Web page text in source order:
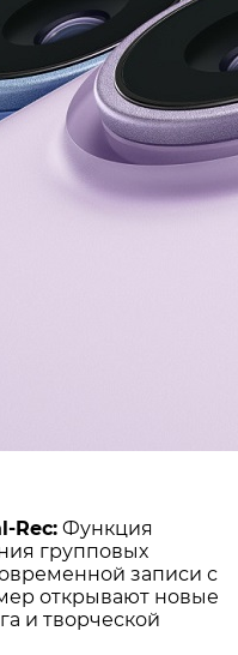
Rec: Функция
групповых
записи с
открывают новые
и творческой